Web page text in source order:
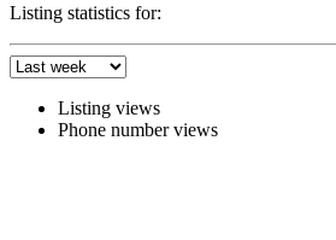
Listing statistics for:
Listing views
Phone number views